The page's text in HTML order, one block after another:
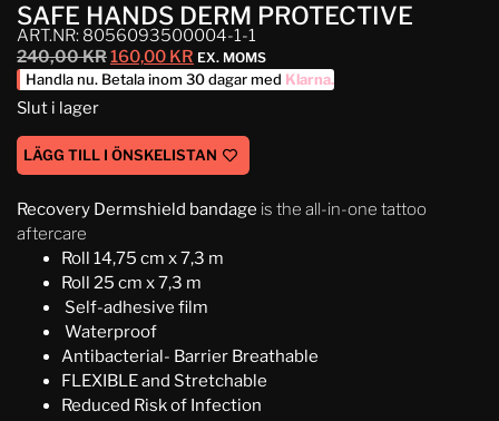
SAFE HANDS DERM PROTECTIVE
ART.NR: 8056093500004-1-1
240,00KR160,00 KR EX. MOMS
Handla nu. Betala inom 30 dagar med Klarna.
Slut i lager
LÄGG TILL I ÖNSKELISTAN
Recovery Dermshield bandage is the all-in-one tattoo
aftercare
Roll 14,75 cm x 7,3 m
Roll 25 cm x 7,3 m
Self-adhesive film
Waterproof
Antibacterial- Barrier Breathable
FLEXIBLE and Stretchable
Reduced Risk of Infection